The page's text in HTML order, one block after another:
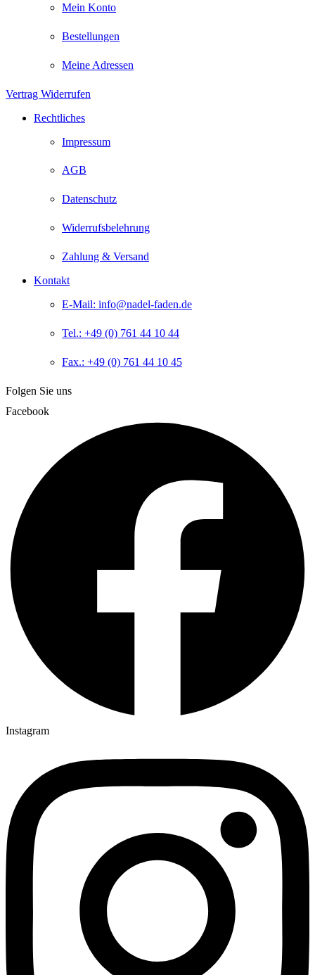
Mein Konto
Bestellungen
Meine Adressen
Vertrag Widerrufen
Rechtliches
Impressum
AGB
Datenschutz
Widerrufsbelehrung
Zahlung & Versand
Kontakt
E-Mail: info@nadel-faden.de
Tel.: +49 (0) 761 44 10 44
Fax.: +49 (0) 761 44 10 45
Folgen Sie uns
Facebook
Instagram